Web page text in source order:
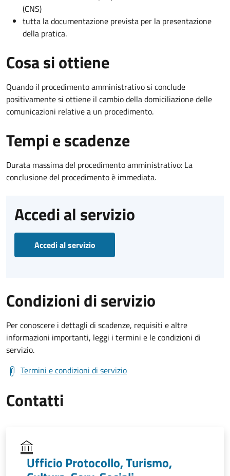
(CNS)
tutta la documentazione prevista per la presentazione
della pratica.
Cosa si ottiene
Quando il procedimento amministrativo si conclude
positivamente si ottiene il cambio della domiciliazione delle
comunicazioni relative a un procedimento.
Tempi e scadenze
Durata massima del procedimento amministrativo: La
conclusione del procedimento è immediata.
Accedi al servizio
Accedi al servizio
Condizioni di servizio
Per conoscere i dettagli di scadenze, requisiti e altre
informazioni importanti, leggi i termini e le condizioni di
servizio.
Termini e condizioni di servizio
Contatti
Ufficio Protocollo, Turismo,